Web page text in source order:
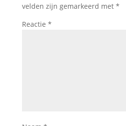
velden zijn gemarkeerd met *
Reactie *